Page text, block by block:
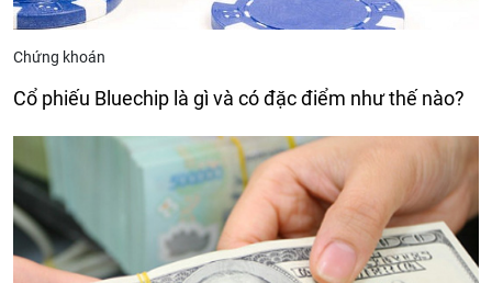
Chứng khoán
Cổ phiếu Bluechip là gì và có đặc điểm như thế nào?